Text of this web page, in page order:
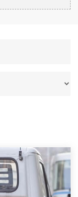
op een
voor uw
andere plaats of
sloopauto te
Sloopauto
kunnen uw
. Neem